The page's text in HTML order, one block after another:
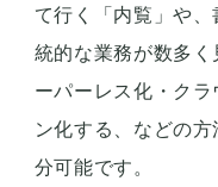
て行く「内覧」や
統的な業務が数多
ーパーレス化・ク
ン化する、などの
分可能です。